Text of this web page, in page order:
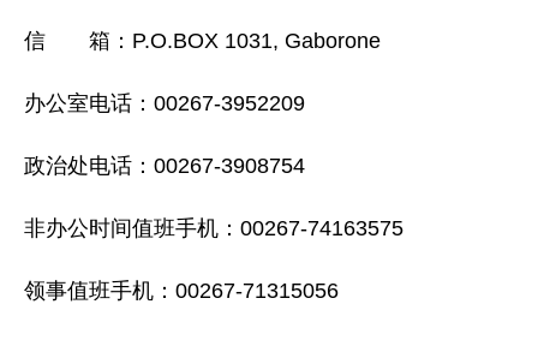
信 箱：P.O.BOX 1031, Gaborone
办公室电话：00267-3952209
政治处电话：00267-3908754
非办公时间值班手机：00267-74163575
领事值班手机：00267-71315056